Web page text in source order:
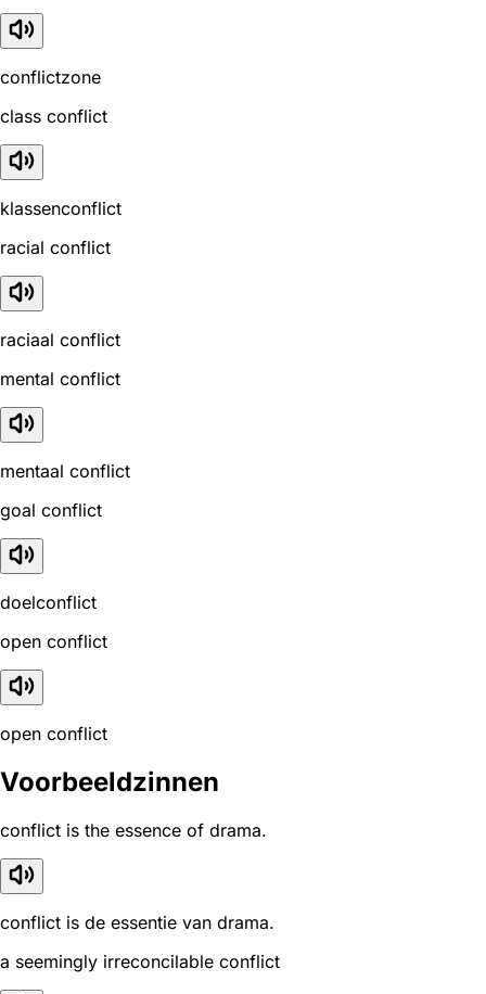
conflictzone
class conflict
klassenconflict
racial conflict
raciaal conflict
mental conflict
mentaal conflict
goal conflict
doelconflict
open conflict
open conflict
Voorbeeldzinnen
conflict is the essence of drama.
conflict is de essentie van drama.
a seemingly irreconcilable conflict